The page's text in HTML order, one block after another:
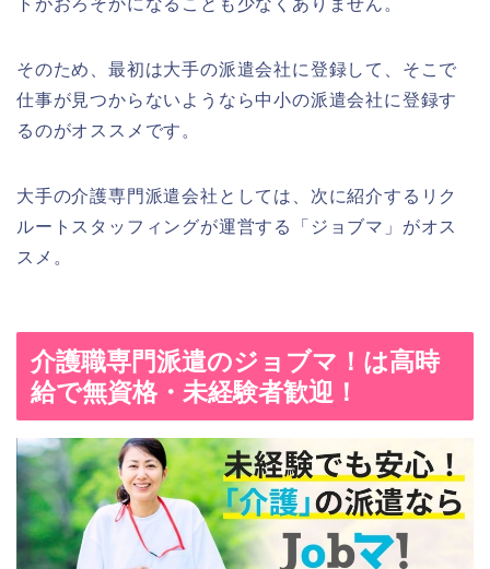
そのため、最初は大手の派遣会社に登録して、そこで
仕事が見つからないようなら中小の派遣会社に登録す
るのがオススメです。
大手の介護専門派遣会社としては、次に紹介するリク
ルートスタッフィングが運営する「ジョブマ」がオス
スメ。
介護職専門派遣のジョブマ！は高時
給で無資格・未経験者歓迎！